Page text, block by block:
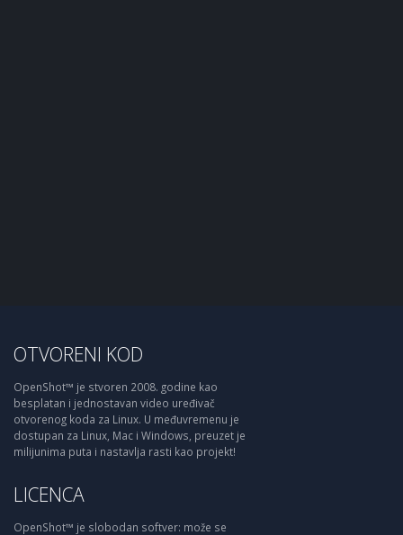
OTVORENI KOD
OpenShot™ je stvoren 2008. godine kao
besplatan i jednostavan video uređivač
otvorenog koda za Linux. U međuvremenu je
dostupan za Linux, Mac i Windows, preuzet je
milijunima puta i nastavlja rasti kao projekt!
LICENCA
OpenShot™ je slobodan softver: može se